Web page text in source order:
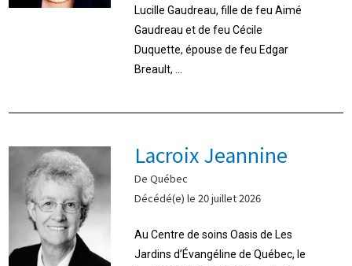
Lucille Gaudreau, fille de feu Aimé
Gaudreau et de feu Cécile
Duquette, épouse de feu Edgar
Breault, ...
Lacroix Jeannine
De Québec
Décédé(e) le 20 juillet 2026
Au Centre de soins Oasis de Les
Jardins d’Évangéline de Québec, le